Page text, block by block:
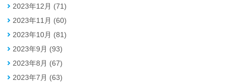
2023年12月 (71)
2023年11月 (60)
2023年10月 (81)
2023年9月 (93)
2023年8月 (67)
2023年7月 (63)